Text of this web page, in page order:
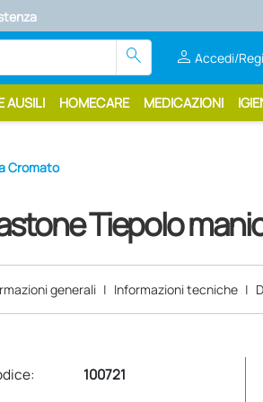
search person Accedi/
AUSILI HOMECARE MEDICAZIONI
Cromato
Tiepolo
generali | Informazioni tecniche |
100721